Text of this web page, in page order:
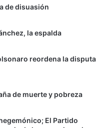
de disuasión
la espalda
reordena la disputa
de muerte y pobreza
El Partido